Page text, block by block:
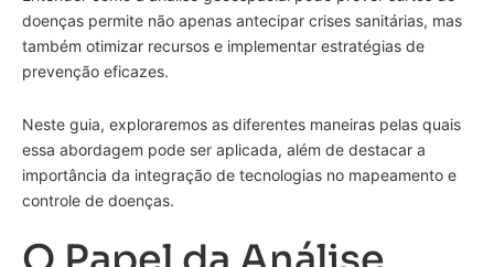
doenças permite não apenas antecipar crises sanitárias, mas
também otimizar recursos e implementar estratégias de
prevenção eficazes.
Neste guia, exploraremos as diferentes maneiras pelas quais
essa abordagem pode ser aplicada, além de destacar a
importância da integração de tecnologias no mapeamento e
controle de doenças.